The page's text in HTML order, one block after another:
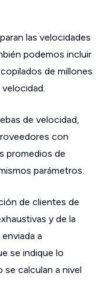
las velocidades
podemos incluir
de millones
de velocidad,
con
promedios de
parámetros.
de clientes de
y de la
a
se indique lo
calculan a nivel